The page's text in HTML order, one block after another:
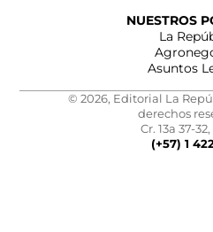
NUESTROS
La
Asuntos
© 2026, Editorial La
derechos
Cr. 13a 37-
(+57) 1